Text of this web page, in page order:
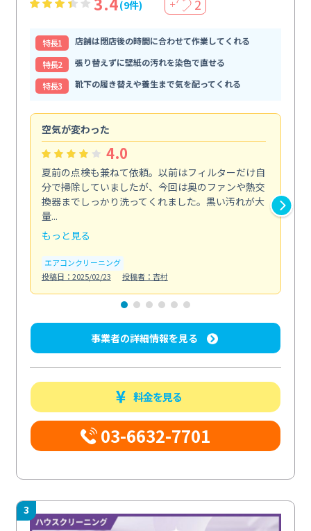
(9件) ＋ 2
特⻑1
店舗は閉店後の時間に合わせて作業してくれる
特⻑2
張り替えずに壁紙の汚れを染色で直せる
特⻑3
靴下の履き替えや養生まで気を配ってくれる
空気が変わった
4.0
夏前の点検も兼ねて依頼。以前はフィルターだけ自
分で掃除していましたが、今回は奥のファンや熱交
換器までしっかり洗ってくれました。黒い汚れが大
量...
もっと見る
エアコンクリーニング
投稿日：2025/02/23
投稿者：吉村
事業者の詳細情報を見る
料金を見る
03-6632-7701
3